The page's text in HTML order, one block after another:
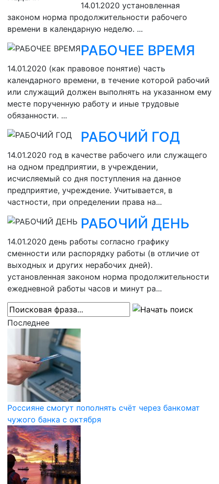
14.01.2020 установленная
законом норма продолжительности рабочего
времени в календарную неделю. ...
РАБОЧЕЕ ВРЕМЯ
14.01.2020 (как правовое понятие) часть
календарного времени, в течение которой рабочий
или служащий должен выполнять на указанном ему
месте порученную работу и иные трудовые
обязанности. ...
РАБОЧИЙ ГОД
14.01.2020 год в качестве рабочего или служащего
на одном предприятии, в учреждении,
исчисляемый со дня поступления на данное
предприятие, учреждение. Учитывается, в
частности, при определении права на...
РАБОЧИЙ ДЕНЬ
14.01.2020 день работы согласно графику
сменности или распорядку работы (в отличие от
выходных и других нерабочих дней).
установленная законом норма продолжительности
ежедневной работы часов и минут ра...
Последнее
Россияне смогут пополнять счёт через банкомат
чужого банка с октября